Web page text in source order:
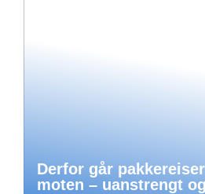
Derfor går
moten – uanstrengt